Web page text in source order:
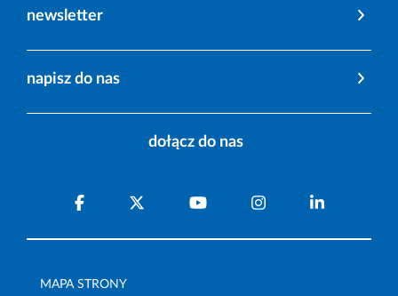
newsletter
napisz do nas
dołącz do nas
MAPA STRONY